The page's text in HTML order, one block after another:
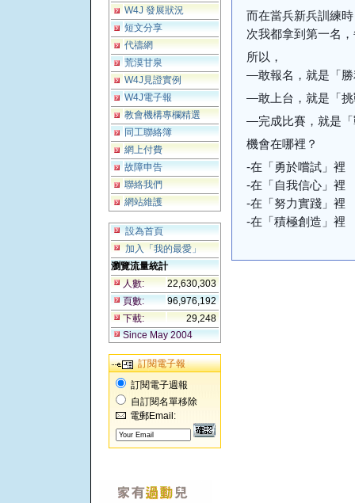
W4J 發展狀況
短文分享
代禱網
荒漠甘泉
W4J見證實例
W4J電子報
教會機構專欄精選
同工聯絡簿
網上付費
故障申告
聯絡我們
網站維護
設為首頁
加入「我的最愛」
瀏覽流量統計
人數:
22,630,303
頁數:
96,976,192
下載:
29,248
Since May 2004
訂閱電子報
訂閱電子週報
自訂閱名單移除
電郵Email:
而在當兵新兵訓練
次我都拿到第一名
所以，
—敢報名，就是「勝
—敢上台，就是「挑
—完成比賽，就是「
機會在哪裡？
-在「勇於嚐試」裡
-在「自我信心」裡
-在「努力實踐」裡
-在「積極創造」裡